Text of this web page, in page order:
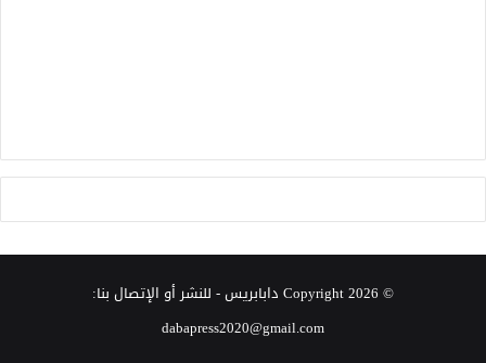
© Copyright 2026 دابابريس- للنشر أو الإتصال بنا:
dabapress2020@gmail.com